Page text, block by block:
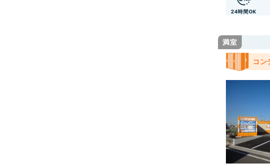
24時間OK
満室
コン
沿線・駅
九州